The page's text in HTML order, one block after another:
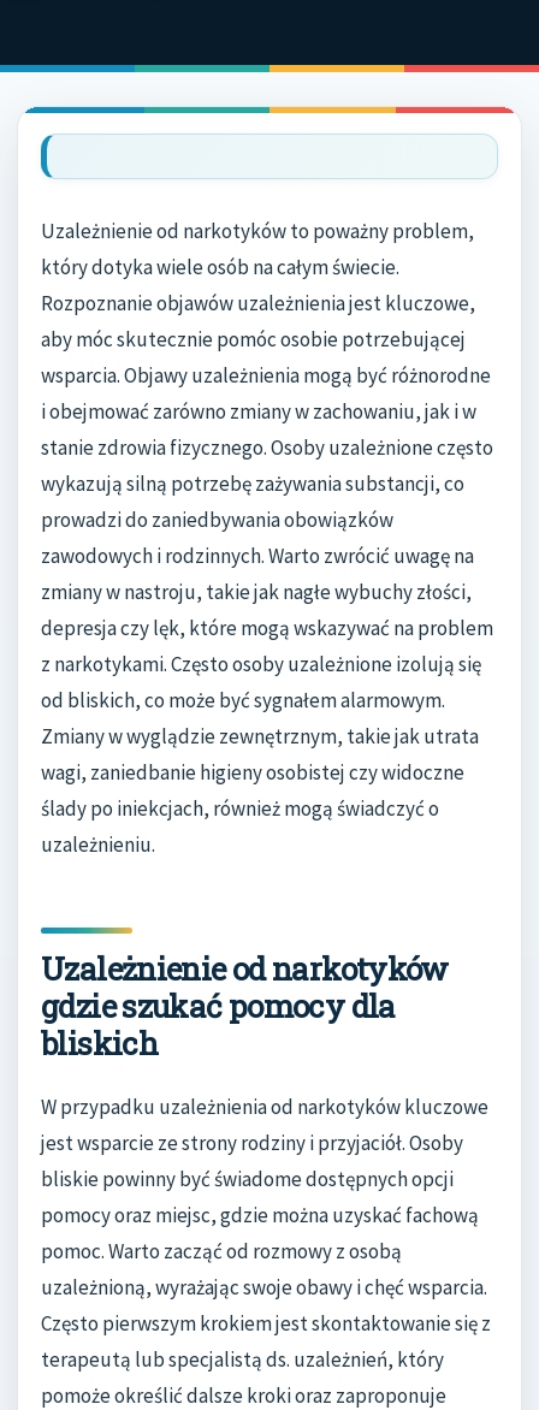
Uzależnienie od narkotyków to poważny problem,
który dotyka wiele osób na całym świecie.
Rozpoznanie objawów uzależnienia jest kluczowe,
aby móc skutecznie pomóc osobie potrzebującej
wsparcia. Objawy uzależnienia mogą być różnorodne
i obejmować zarówno zmiany w zachowaniu, jak i w
stanie zdrowia fizycznego. Osoby uzależnione często
wykazują silną potrzebę zażywania substancji, co
prowadzi do zaniedbywania obowiązków
zawodowych i rodzinnych. Warto zwrócić uwagę na
zmiany w nastroju, takie jak nagłe wybuchy złości,
depresja czy lęk, które mogą wskazywać na problem
z narkotykami. Często osoby uzależnione izolują się
od bliskich, co może być sygnałem alarmowym.
Zmiany w wyglądzie zewnętrznym, takie jak utrata
wagi, zaniedbanie higieny osobistej czy widoczne
ślady po iniekcjach, również mogą świadczyć o
uzależnieniu.
Uzależnienie od narkotyków
gdzie szukać pomocy dla
bliskich
W przypadku uzależnienia od narkotyków kluczowe
jest wsparcie ze strony rodziny i przyjaciół. Osoby
bliskie powinny być świadome dostępnych opcji
pomocy oraz miejsc, gdzie można uzyskać fachową
pomoc. Warto zacząć od rozmowy z osobą
uzależnioną, wyrażając swoje obawy i chęć wsparcia.
Często pierwszym krokiem jest skontaktowanie się z
terapeutą lub specjalistą ds. uzależnień, który
pomoże określić dalsze kroki oraz zaproponuje